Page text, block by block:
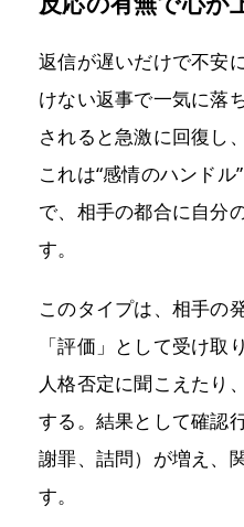
返信が遅いだけで不安
けない返事で一気に落
されると急激に回復し
これは“感情のハンド
で、相手の都合に自分
す。
このタイプは、相手の
「評価」として受け取
人格否定に聞こえたり
する。結果として確認
謝罪、詰問）が増え、
す。